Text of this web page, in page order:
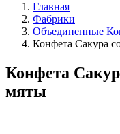
Главная
Фабрики
Объединенные
Конфета Сакура
Конфета
мяты